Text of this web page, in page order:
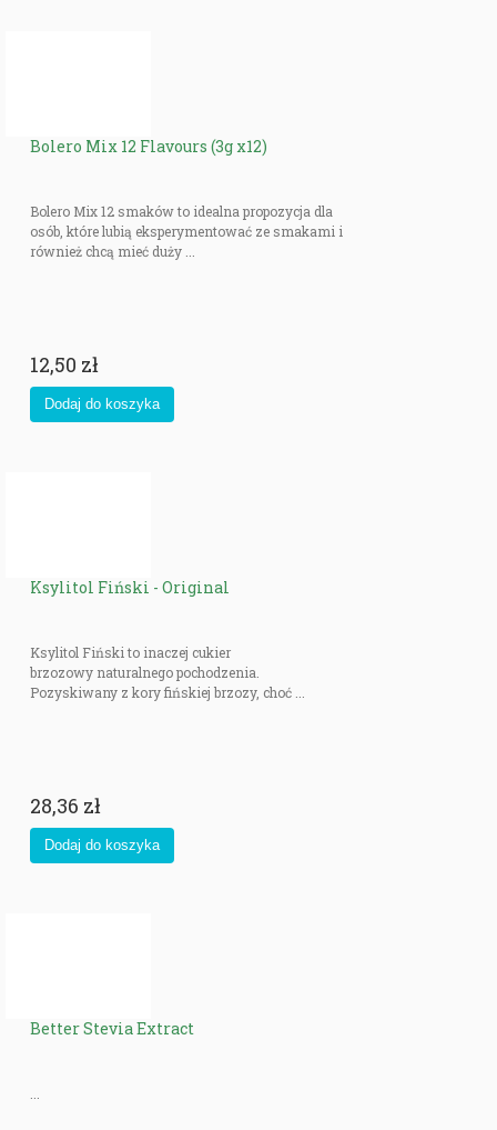
Bolero Mix 12 Flavours (3g x12)
Bolero Mix 12 smaków to idealna propozycja dla
osób, które lubią eksperymentować ze smakami i
również chcą mieć duży ...
12,50 zł
Ksylitol Fiński - Original
Ksylitol Fiński to inaczej cukier
brzozowy naturalnego pochodzenia.
Pozyskiwany z kory fińskiej brzozy, choć ...
28,36 zł
Better Stevia Extract